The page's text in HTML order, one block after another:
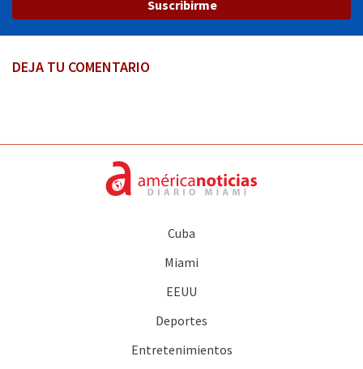
Suscribirme
DEJA TU COMENTARIO
Cuba
Miami
EEUU
Deportes
Entretenimientos